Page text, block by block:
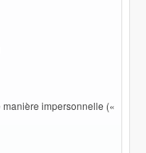
manière impersonnelle («